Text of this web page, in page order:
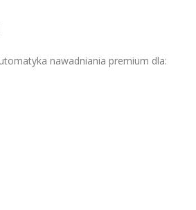
nawadniania premium dla: